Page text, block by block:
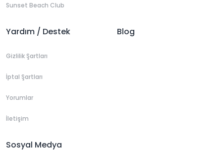
Sunset Beach Club
Yardım / Destek
Gizlilik Şartları
İptal Şartları
Yorumlar
İletişim
Blog
Sosyal Medya